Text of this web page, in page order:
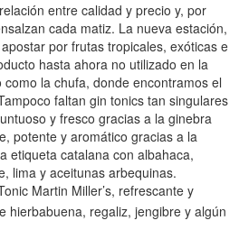
entre calidad y precio y, por
cada matiz. La nueva estación,
por frutas tropicales, exóticas e
hasta ahora no utilizado en la
la chufa, donde encontramos el
faltan gin tonics tan singulares
y fresco gracias a la ginebra
potente y aromático gracias a la
etiqueta catalana con albahaca,
lima y aceitunas arbequinas.
Martin Miller’s, refrescante y
hierbabuena, regaliz, jengibre y algún